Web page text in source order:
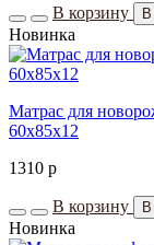
В корзину В
Новинка
Матрас для
60х85x12
1310 p
В корзину В
Новинка